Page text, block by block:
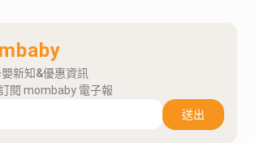
新知&優惠資訊
閱 mombaby 電子報
送出